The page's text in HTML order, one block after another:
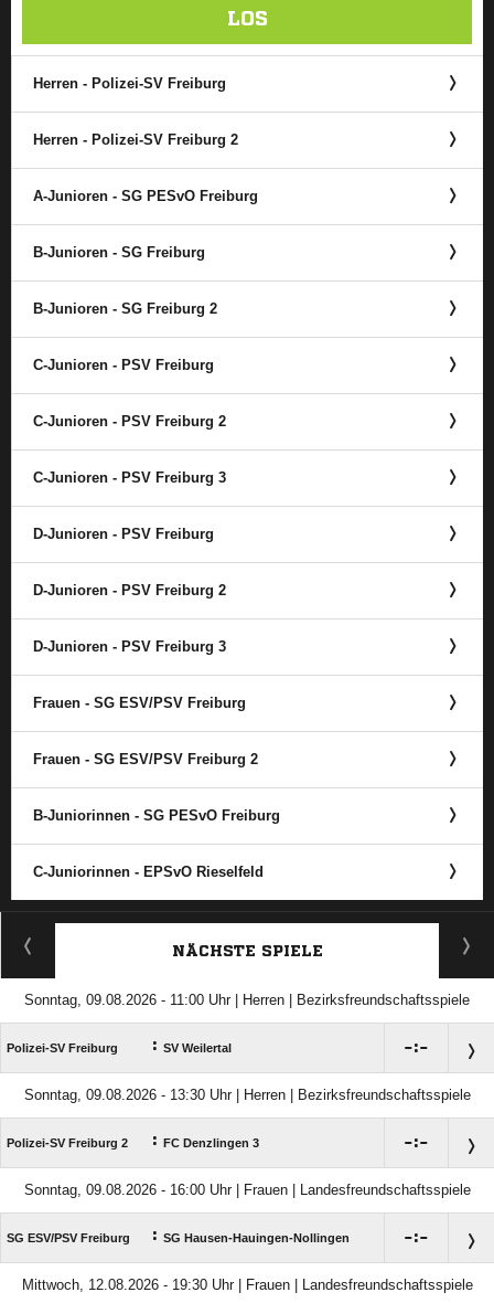
LOS
Herren - Polizei-SV Freiburg
Herren - Polizei-SV Freiburg 2
A-Junioren - SG PESvO Freiburg
B-Junioren - SG Freiburg
B-Junioren - SG Freiburg 2
C-Junioren - PSV Freiburg
C-Junioren - PSV Freiburg 2
C-Junioren - PSV Freiburg 3
D-Junioren - PSV Freiburg
D-Junioren - PSV Freiburg 2
D-Junioren - PSV Freiburg 3
Frauen - SG ESV/​PSV Freiburg
Frauen - SG ESV/​PSV Freiburg 2
B-Juniorinnen - SG PESvO Freiburg
C-Juniorinnen - EPSvO Rieselfeld
ANZEIGE
NÄCHSTE SPIELE
Sonntag, 09.08.2026 - 11:00 Uhr | Herren | Bezirksfreundschaftsspiele
Polizei-SV Freiburg : SV Weilertal :
Sonntag, 09.08.2026 - 13:30 Uhr | Herren | Bezirksfreundschaftsspiele
Polizei-SV Freiburg 2 : FC Denzlingen 3 :
Sonntag, 09.08.2026 - 16:00 Uhr | Frauen | Landesfreundschaftsspiele
SG ESV/​PSV Freiburg : SG Hausen-Hauingen-Nollingen :
Mittwoch, 12.08.2026 - 19:30 Uhr | Frauen | Landesfreundschaftsspiele